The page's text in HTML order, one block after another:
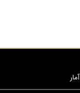
آمار